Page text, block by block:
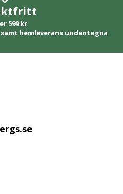
599 kr
hemleverans undantagna